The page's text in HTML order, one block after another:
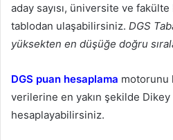
aday sayısı, üniversite ve
tablodan ulaşabilirsiniz. DGS
yüksekten en düşüğe doğru
DGS puan hesaplama motorunu
verilerine en yakın şekilde Dikey
hesaplayabilirsiniz.